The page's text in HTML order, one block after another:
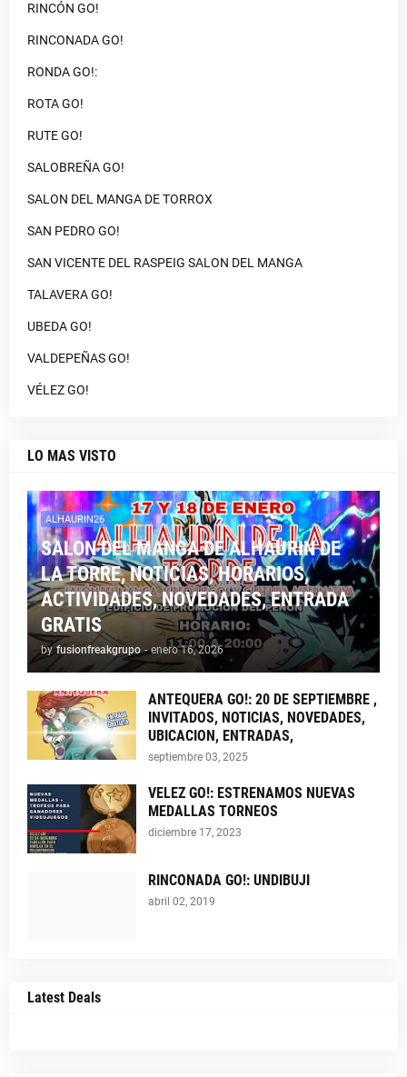
RINCÓN GO!
RINCONADA GO!
RONDA GO!:
ROTA GO!
RUTE GO!
SALOBREÑA GO!
SALON DEL MANGA DE TORROX
SAN PEDRO GO!
SAN VICENTE DEL RASPEIG SALON DEL MANGA
TALAVERA GO!
UBEDA GO!
VALDEPEÑAS GO!
VÉLEZ GO!
LO MAS VISTO
ALHAURIN26
SALON DEL MANGA DE ALHAURIN DE
LA TORRE, NOTICIAS, HORARIOS,
ACTIVIDADES, NOVEDADES, ENTRADA
GRATIS
by fusionfreakgrupo - enero 16, 2026
ANTEQUERA GO!: 20 DE SEPTIEMBRE ,
INVITADOS, NOTICIAS, NOVEDADES,
UBICACION, ENTRADAS,
septiembre 03, 2025
VELEZ GO!: ESTRENAMOS NUEVAS
MEDALLAS TORNEOS
diciembre 17, 2023
RINCONADA GO!: UNDIBUJI
abril 02, 2019
Latest Deals